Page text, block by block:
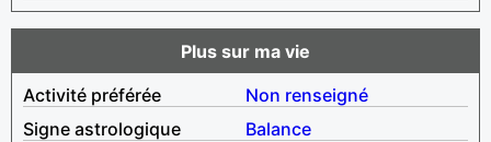
Plus sur ma vie
Activité préférée
Non renseigné
Signe astrologique
Balance